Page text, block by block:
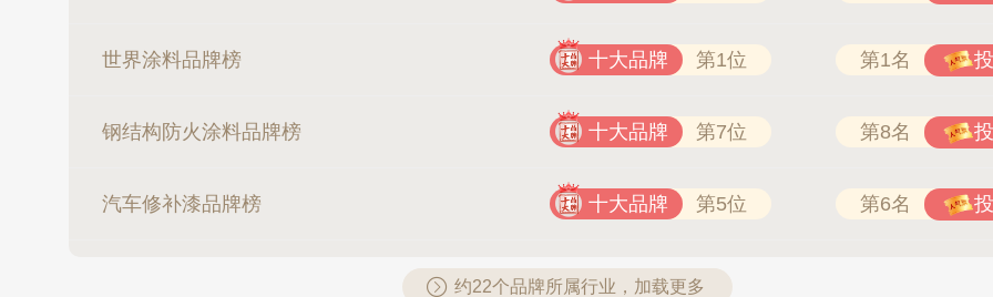
世界涂料品牌榜 十大品牌 第1位 第1名
钢结构防火涂料品牌榜 十大品牌 第7位 第8名
汽车修补漆品牌榜 十大品牌 第5位 第6名
约22个品牌所属行业，加载更多